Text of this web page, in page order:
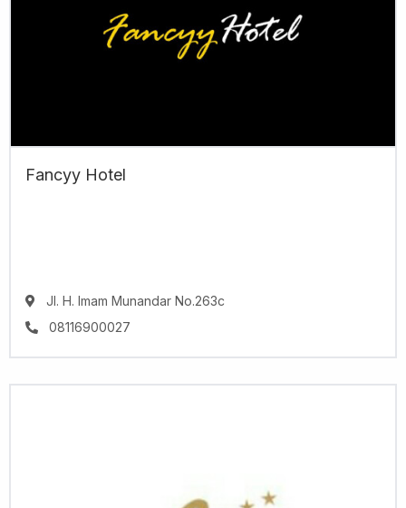
Fancyy Hotel
Jl. H. Imam Munandar No.263c
08116900027